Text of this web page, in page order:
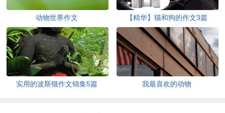
动物世界作文 【精华】猫和狗的作文3篇
实用的波斯猫作文锦集5篇 我最喜欢的动物